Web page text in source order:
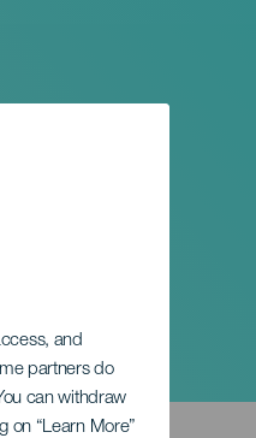
and
partners do
can withdraw
on “Learn More”